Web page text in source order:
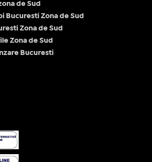
de Sud
Bucuresti Zona de Sud
Zona de Sud
Zona de Sud
Bucuresti